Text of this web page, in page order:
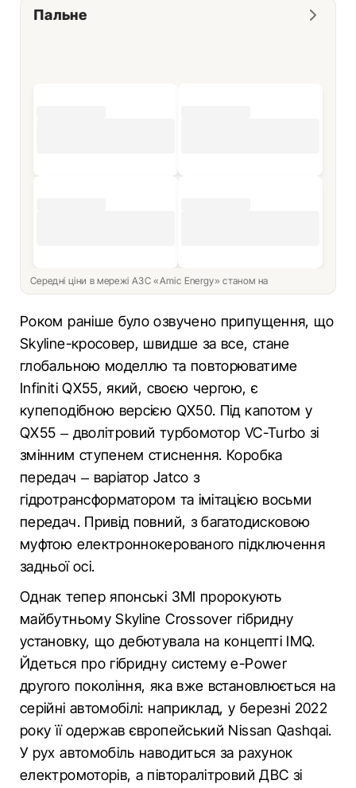
Пальне
Середні ціни в мережі АЗС «Amic Energy» станом на
Роком раніше було озвучено припущення, що
Skyline-кросовер, швидше за все, стане
глобальною моделлю та повторюватиме
Infiniti QX55, який, своєю чергою, є
купеподібною версією QX50. Під капотом у
QX55 – дволітровий турбомотор VC-Turbo зі
змінним ступенем стиснення. Коробка
передач – варіатор Jatco з
гідротрансформатором та імітацією восьми
передач. Привід повний, з багатодисковою
муфтою електроннокерованого підключення
задньої осі.
Однак тепер японські ЗМІ пророкують
майбутньому Skyline Crossover гібридну
установку, що дебютувала на концепті IMQ.
Йдеться про гібридну систему e-Power
другого покоління, яка вже встановлюється на
серійні автомобілі: наприклад, у березні 2022
року її одержав європейський Nissan Qashqai.
У рух автомобіль наводиться за рахунок
електромоторів, а півторалітровий ДВС зі